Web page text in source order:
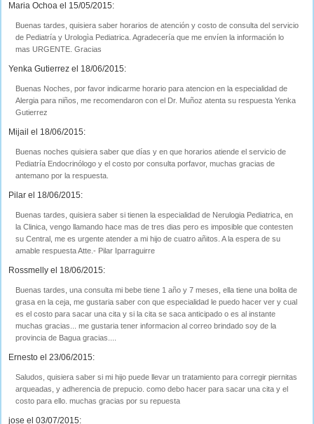
Maria Ochoa el 15/05/2015:
Buenas tardes, quisiera saber horarios de atención y costo de consulta del servicio
de Pediatría y Urologìa Pediatrica. Agradecería que me envíen la información lo
mas URGENTE. Gracias
Yenka Gutierrez el 18/06/2015:
Buenas Noches, por favor indicarme horario para atencion en la especialidad de
Alergia para niños, me recomendaron con el Dr. Muñoz atenta su respuesta Yenka
Gutierrez
Mijail el 18/06/2015:
Buenas noches quisiera saber que días y en que horarios atiende el servicio de
Pediatría Endocrinólogo y el costo por consulta porfavor, muchas gracias de
antemano por la respuesta.
Pilar el 18/06/2015:
Buenas tardes, quisiera saber si tienen la especialidad de Nerulogia Pediatrica, en
la Clinica, vengo llamando hace mas de tres dias pero es imposible que contesten
su Central, me es urgente atender a mi hijo de cuatro añitos. A la espera de su
amable respuesta Atte.- Pilar Iparraguirre
Rossmelly el 18/06/2015:
Buenas tardes, una consulta mi bebe tiene 1 año y 7 meses, ella tiene una bolita de
grasa en la ceja, me gustaria saber con que especialidad le puedo hacer ver y cual
es el costo para sacar una cita y si la cita se saca anticipado o es al instante
muchas gracias... me gustaria tener informacion al correo brindado soy de la
provincia de Bagua gracias....
Ernesto el 23/06/2015:
Saludos, quisiera saber si mi hijo puede llevar un tratamiento para corregir piernitas
arqueadas, y adherencia de prepucio. como debo hacer para sacar una cita y el
costo para ello. muchas gracias por su repuesta
jose el 03/07/2015: